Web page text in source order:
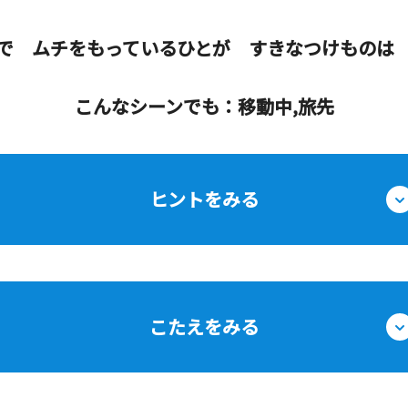
ムチをもっているひとが すきなつけもの
こんなシーンでも：移動中,旅先
ヒントをみる
こたえをみる